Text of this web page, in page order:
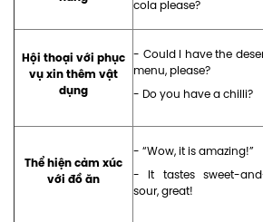
cola please?
Hội thoại với phục
vụ xin thêm vật
dụng
- Could I have the
menu, please?
- Do you have a chilli?
Thể hiện cảm xúc
với đồ ăn
- “Wow, it is amazing!”
- It tastes sweet-
sour, great!